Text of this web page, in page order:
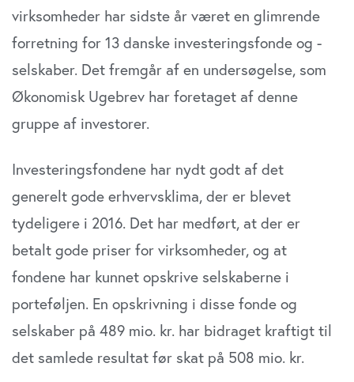
virksomheder har sidste år været en glimrende
forretning for 13 danske investeringsfonde og -
selskaber. Det fremgår af en undersøgelse, som
Økonomisk Ugebrev har foretaget af denne
gruppe af investorer.
Investeringsfondene har nydt godt af det
generelt gode erhvervsklima, der er blevet
tydeligere i 2016. Det har medført, at der er
betalt gode priser for virksomheder, og at
fondene har kunnet opskrive selskaberne i
porteføljen. En opskrivning i disse fonde og
selskaber på 489 mio. kr. har bidraget kraftigt til
det samlede resultat før skat på 508 mio. kr.